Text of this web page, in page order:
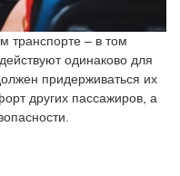
транспорте – в том
одинаково для
придерживаться их
других пассажиров, а